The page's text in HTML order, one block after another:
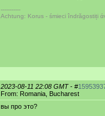
-----------
Achtung: Korus - śmieci îndrăgostiți
2023-08-11 22:08 GMT- #
From: Romania, Bucharest
вы про это?